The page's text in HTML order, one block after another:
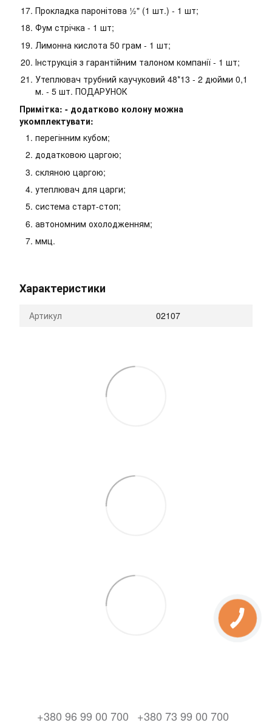
Прокладка паронітова ½" (1 шт.) - 1 шт;
Фум стрічка - 1 шт;
Лимонна кислота 50 грам - 1 шт;
Інструкція з гарантійним талоном компанії - 1 шт;
Утеплювач трубний каучуковий 48*13 - 2 дюйми 0,1
м. - 5 шт. ПОДАРУНОК
Примітка: - додатково колону можна
укомплектувати:
перегінним кубом;
додатковою царгою;
скляною царгою;
утеплювач для царги;
система старт-стоп;
автономним охолодженням;
ммц.
Характеристики
Артикул 02107
+380 96 99 00 700 +380 73 99 00 700